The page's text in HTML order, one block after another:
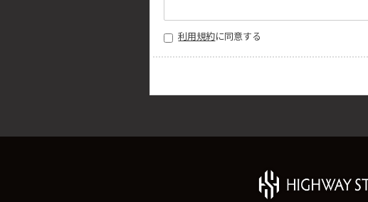
利用規約に同意する